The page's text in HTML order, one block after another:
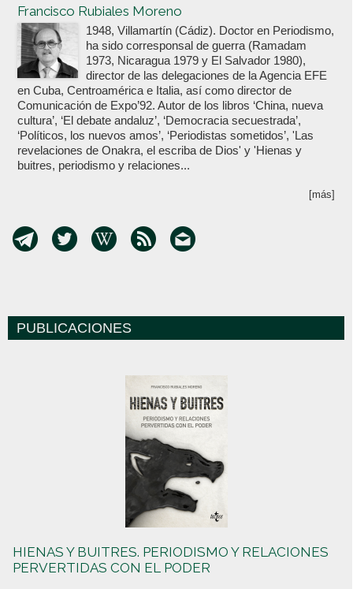
Francisco Rubiales Moreno
1948, Villamartín (Cádiz). Doctor en Periodismo,
ha sido corresponsal de guerra (Ramadam
1973, Nicaragua 1979 y El Salvador 1980),
director de las delegaciones de la Agencia EFE
en Cuba, Centroamérica e Italia, así como director de
Comunicación de Expo’92. Autor de los libros ‘China, nueva
cultura’, ‘El debate andaluz’, ‘Democracia secuestrada’,
‘Políticos, los nuevos amos’, ‘Periodistas sometidos’, 'Las
revelaciones de Onakra, el escriba de Dios' y 'Hienas y
buitres, periodismo y relaciones...
[más]
PUBLICACIONES
HIENAS Y BUITRES. PERIODISMO Y RELACIONES
PERVERTIDAS CON EL PODER